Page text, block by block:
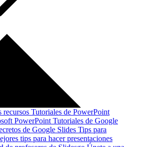
recursos Tutoriales de PowerPoint
PowerPoint Tutoriales de Google
de Google Slides Tips para
tips para hacer presentaciones